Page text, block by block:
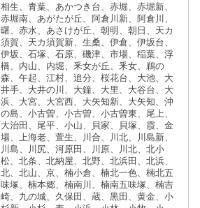
相生、青葉、あかつき台、赤堀、赤堀新、
赤堀南、あがたが丘、阿倉川新、阿倉川、
曙、赤水、あさけが丘、朝明、朝日、天カ
須賀、天カ須賀新、生桑、伊倉、伊坂台、
伊坂、石塚、石原、磯津、市場、稲葉、浮
橋、内山、内堀、釆女が丘、釆女、鵜の
森、午起、江村、追分、桜花台、大池、大
井手、大井の川、大鐘、大里、大谷台、大
浜、大宮、大宮西、大矢知新、大矢知、沖
の島、小古曽、小古曽、小古曽東、尾上、
大治田、尾平、小山、貝家、貝塚、霞、金
場、上海老、萱生、川合、川北、川島新、
川島、川尻、河原田、川原、川北、北小
松、北条、北納屋、北野、北浜田、北浜、
北、北山、京、楠小倉、楠北一色、楠北五
味塚、楠本郷、楠南川、楠南五味塚、楠吉
崎、九の城、久保田、蔵、黒田、黄金、小